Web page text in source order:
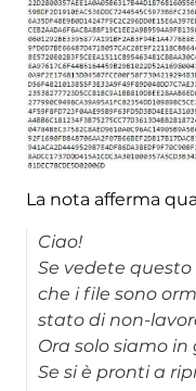
La nota afferma
Ciao!
Se vedete
che i file sono
stato di non-
Ora solo siamo
Se si è pronti a